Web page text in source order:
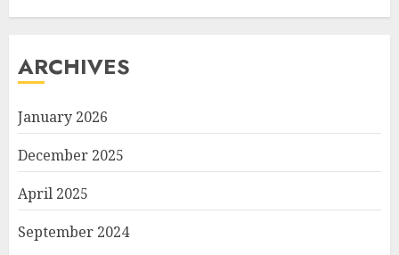
ARCHIVES
January 2026
December 2025
April 2025
September 2024